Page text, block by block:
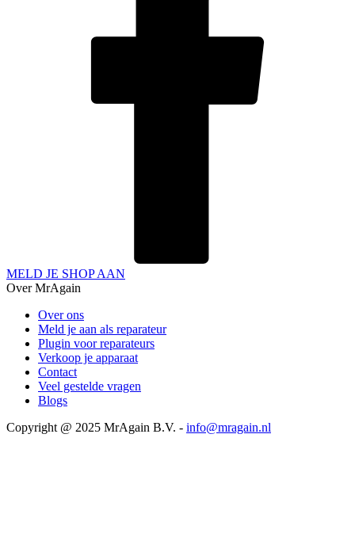
MELD JE SHOP AAN
Over MrAgain
Over ons
Meld je aan als reparateur
Plugin voor reparateurs
Verkoop je apparaat
Contact
Veel gestelde vragen
Blogs
Copyright @ 2025 MrAgain B.V. - info@mragain.nl